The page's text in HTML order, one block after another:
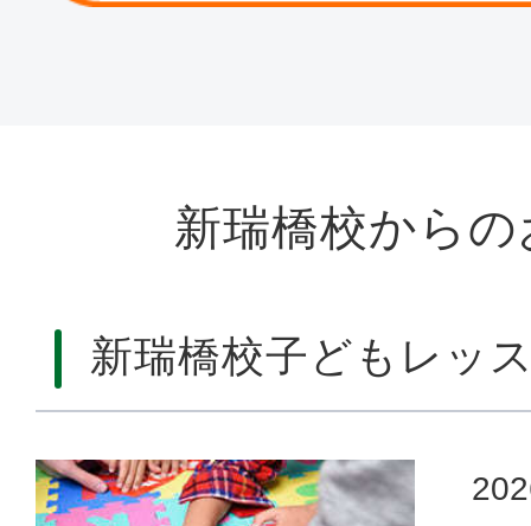
新瑞橋校から
新瑞橋校子どもレッ